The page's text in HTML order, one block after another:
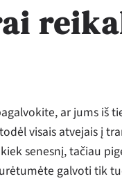
ar jums iš
visais atvejais į
senesnį, tačiau
galvoti tik